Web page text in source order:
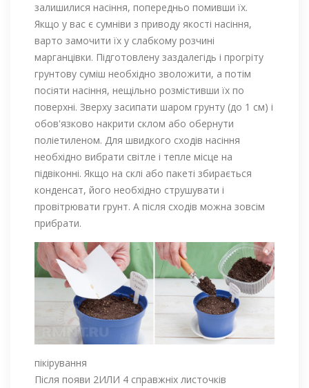
залишилися насіння, попередньо помивши їх.
Якщо у вас є сумніви з приводу якості насіння,
варто замочити їх у слабкому розчині
марганцівки. Підготовлену заздалегідь і прогріту
грунтову суміш необхідно зволожити, а потім
посіяти насіння, нещільно розмістивши їх по
поверхні. Зверху засипати шаром грунту (до 1 см) і
обов'язково накрити склом або обернути
поліетиленом. Для швидкого сходів насіння
необхідно вибрати світле і тепле місце на
підвіконні. Якщо на склі або пакеті збирається
конденсат, його необхідно струшувати і
провітрювати грунт. А після сходів можна зовсім
прибрати.
пікірування
Після появи 2ИЛИ 4 справжніх листочків